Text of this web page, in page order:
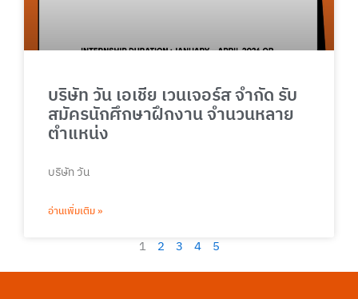
บริษัท วัน เอเชีย เวนเจอร์ส จำกัด รับ
สมัครนักศึกษาฝึกงาน จำนวนหลาย
ตำแหน่ง
บริษัท วัน
อ่านเพิ่มเติม »
1 2 3 4 5